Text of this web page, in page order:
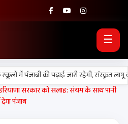
☰
में पंजाबी की पढ़ाई जारी रहेगी, संस्कृत लागू
सरकार को सलाह: संयम के साथ पानी
पंजाब